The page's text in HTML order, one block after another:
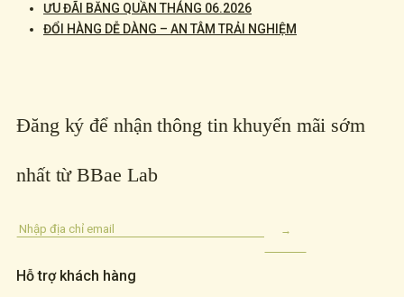
ƯU ĐÃI BĂNG QUẦN THÁNG 06.2026
ĐỔI HÀNG DỄ DÀNG – AN TÂM TRẢI NGHIỆM
Đăng ký để nhận thông tin khuyến mãi sớm
nhất từ BBae Lab
Hỗ trợ khách hàng